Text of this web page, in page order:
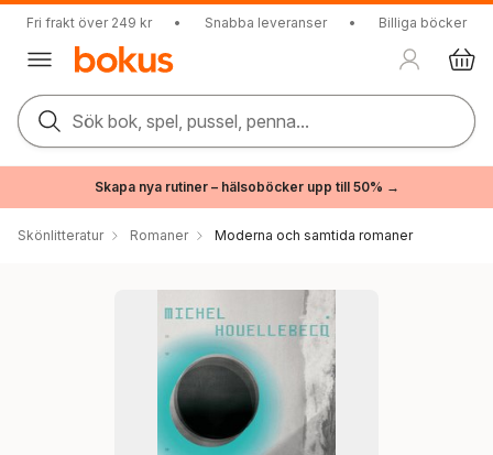
Fri frakt över 249 kr • Snabba leveranser • Billiga böcker
Sök bok, spel, pussel, penna...
Skapa nya rutiner – hälsoböcker upp till 50% →
Skönlitteratur Romaner Moderna och samtida romaner